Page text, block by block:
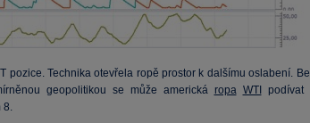
pozice. Technika otevřela ropě prostor k dalšímu oslabení.
geopolitikou se může americká ropa WTI
podívat
8.